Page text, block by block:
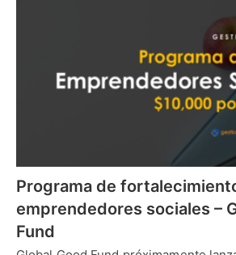
Programa de
emprendedores sociales –
Fund